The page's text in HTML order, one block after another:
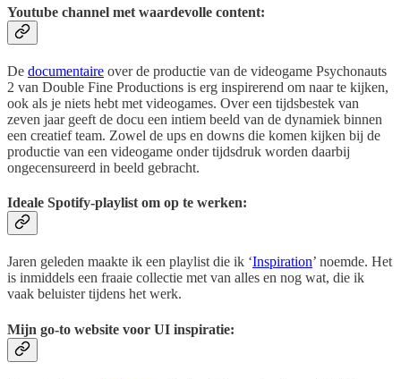
Youtube channel met waardevolle content:
De documentaire over de productie van de videogame Psychonauts
2 van Double Fine Productions is erg inspirerend om naar te kijken,
ook als je niets hebt met videogames. Over een tijdsbestek van
zeven jaar geeft de docu een intiem beeld van de dynamiek binnen
een creatief team. Zowel de ups en downs die komen kijken bij de
productie van een videogame onder tijdsdruk worden daarbij
ongecensureerd in beeld gebracht.
Ideale Spotify-playlist om op te werken:
Jaren geleden maakte ik een playlist die ik ‘Inspiration’ noemde. Het
is inmiddels een fraaie collectie met van alles en nog wat, die ik
vaak beluister tijdens het werk.
Mijn go-to website voor UI inspiratie: